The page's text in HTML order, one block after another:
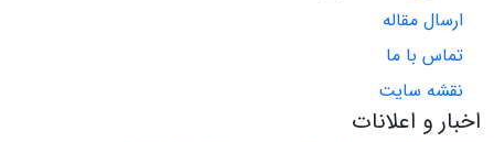
ارسال مقاله
تماس با ما
نقشه سایت
اخبار و اعلانات